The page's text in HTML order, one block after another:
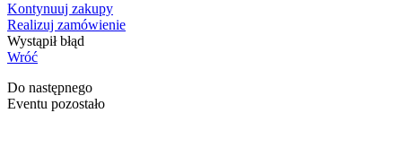
Kontynuuj zakupy
Realizuj zamówienie
Wystąpił błąd
Wróć
Do następnego
Eventu pozostało